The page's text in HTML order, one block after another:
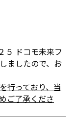
５ ドコモ未来フ
ましたので、お
行っており、当
ご了承くださ